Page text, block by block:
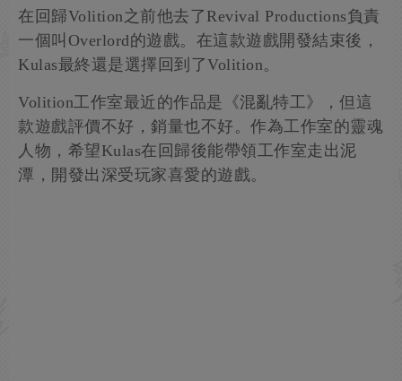
在回歸Volition之前他去了Revival Productions負責
一個叫Overlord的遊戲。在這款遊戲開發結束後，
Kulas最終還是選擇回到了Volition。
Volition工作室最近的作品是《混亂特工》，但這
款遊戲評價不好，銷量也不好。作為工作室的靈魂
人物，希望Kulas在回歸後能帶領工作室走出泥
潭，開發出深受玩家喜愛的遊戲。